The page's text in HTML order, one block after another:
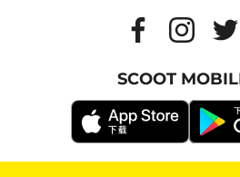
SCOOT